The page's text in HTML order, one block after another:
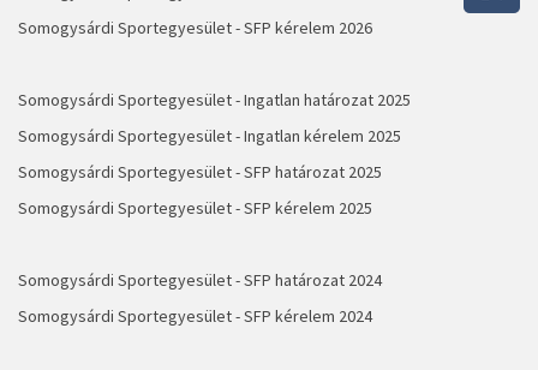
Somogysárdi Sportegyesület - SFP kérelem 2026
Somogysárdi Sportegyesület - Ingatlan határozat 2025
Somogysárdi Sportegyesület - Ingatlan kérelem 2025
Somogysárdi Sportegyesület - SFP határozat 2025
Somogysárdi Sportegyesület - SFP kérelem 2025
Somogysárdi Sportegyesület - SFP határozat 2024
Somogysárdi Sportegyesület - SFP kérelem 2024